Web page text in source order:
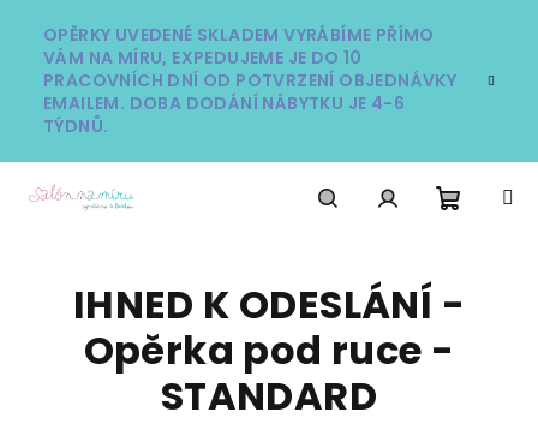
obsah
OPĚRKY UVEDENÉ SKLADEM VYRÁBÍME PŘÍMO
VÁM NA MÍRU, EXPEDUJEME JE DO 10
PRACOVNÍCH DNÍ OD POTVRZENÍ OBJEDNÁVKY
EMAILEM. DOBA DODÁNÍ NÁBYTKU JE 4-6
TÝDNŮ.
košík
IHNED K ODESLÁNÍ -
Opěrka pod ruce -
STANDARD